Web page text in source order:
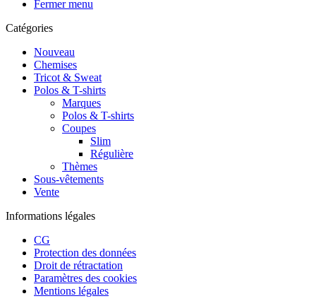
Fermer menu
Catégories
Nouveau
Chemises
Tricot & Sweat
Polos & T-shirts
Marques
Polos & T-shirts
Coupes
Slim
Régulière
Thèmes
Sous-vêtements
Vente
Informations légales
CG
Protection des données
Droit de rétractation
Paramètres des cookies
Mentions légales